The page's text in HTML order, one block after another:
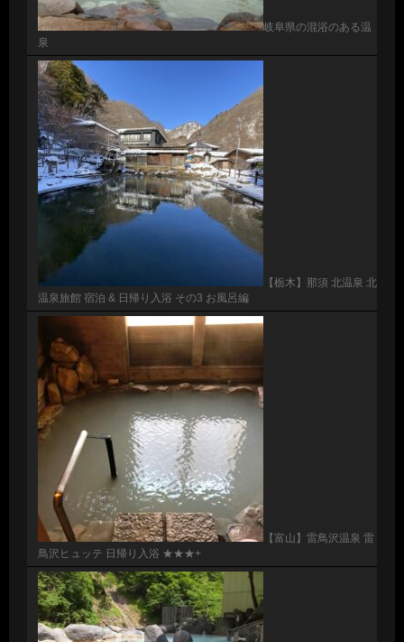
岐阜県の混浴のある温
泉
【栃木】那須 北温泉 北
温泉旅館 宿泊 & 日帰り入浴 その3 お風呂編
【富山】雷鳥沢温泉 雷
鳥沢ヒュッテ 日帰り入浴 ★★★+